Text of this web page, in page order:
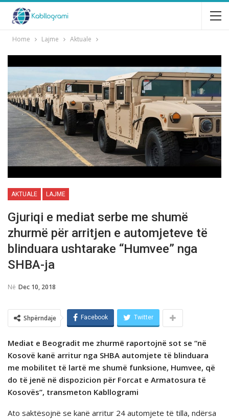
Home Lajme Aktuale
AKTUALE LAJME
Gjuriqi e mediat serbe me shumё
zhurmё për arritjen e automjeteve të
blinduara ushtarake “Humvee” nga
SHBA-ja
Në Dec 10, 2018
Shpërndaje Facebook Twitter
Mediat e Beogradit me zhurmё raportojnë sot se “në
Kosovë kanë arritur nga SHBA automjete të blinduara
me mobilitet të lartë me shumë funksione, Humvee, që
do të jenë në dispozicion për Forcat e Armatosura të
Kosovës”, transmeton Kabllogrami
Ato saktësojnë se kanë arritur 24 automjete të tilla, ndërsa